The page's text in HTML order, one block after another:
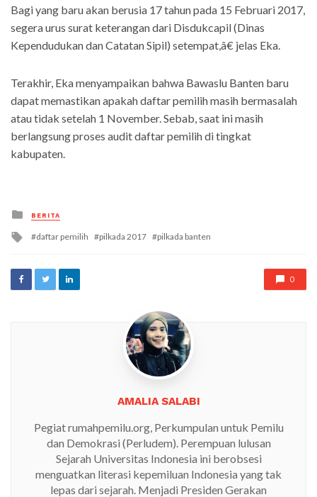
Bagi yang baru akan berusia 17 tahun pada 15 Februari 2017,
segera urus surat keterangan dari Disdukcapil (Dinas
Kependudukan dan Catatan Sipil) setempat,â€ jelas Eka.
Terakhir, Eka menyampaikan bahwa Bawaslu Banten baru
dapat memastikan apakah daftar pemilih masih bermasalah
atau tidak setelah 1 November. Sebab, saat ini masih
berlangsung proses audit daftar pemilih di tingkat
kabupaten.
Posted
in
BERITA
Tagged
daftar pemilih pilkada 2017 pilkada banten
0
AMALIA SALABI
Pegiat rumahpemilu.org, Perkumpulan untuk Pemilu
dan Demokrasi (Perludem). Perempuan lulusan
Sejarah Universitas Indonesia ini berobsesi
menguatkan literasi kepemiluan Indonesia yang tak
lepas dari sejarah. Menjadi Presiden Gerakan